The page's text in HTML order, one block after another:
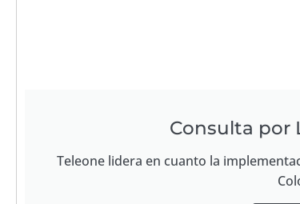
Consulta por
Teleone lidera en cuanto la